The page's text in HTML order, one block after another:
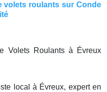
volets roulants sur Conde
Volets Roulants à Évreux
local à Évreux, expert en